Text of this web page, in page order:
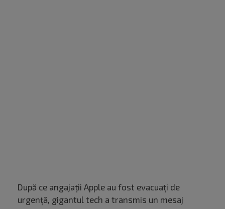
După ce angajații Apple au fost evacuați de
urgență, gigantul tech a transmis un mesaj